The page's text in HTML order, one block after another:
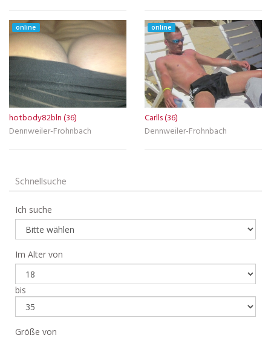
online
hotbody82bln (36)
Dennweiler-Frohnbach
online
Carlls (36)
Dennweiler-Frohnbach
Schnellsuche
Ich suche
Im Alter von
bis
Größe von